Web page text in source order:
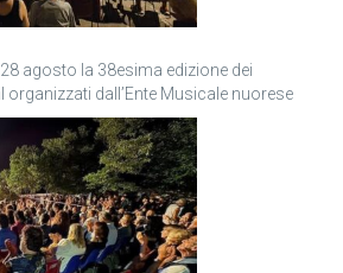
agosto la 38esima edizione dei
organizzati dall’Ente Musicale nuorese